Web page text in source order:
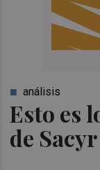
Esto es
de Sacyr
análisis